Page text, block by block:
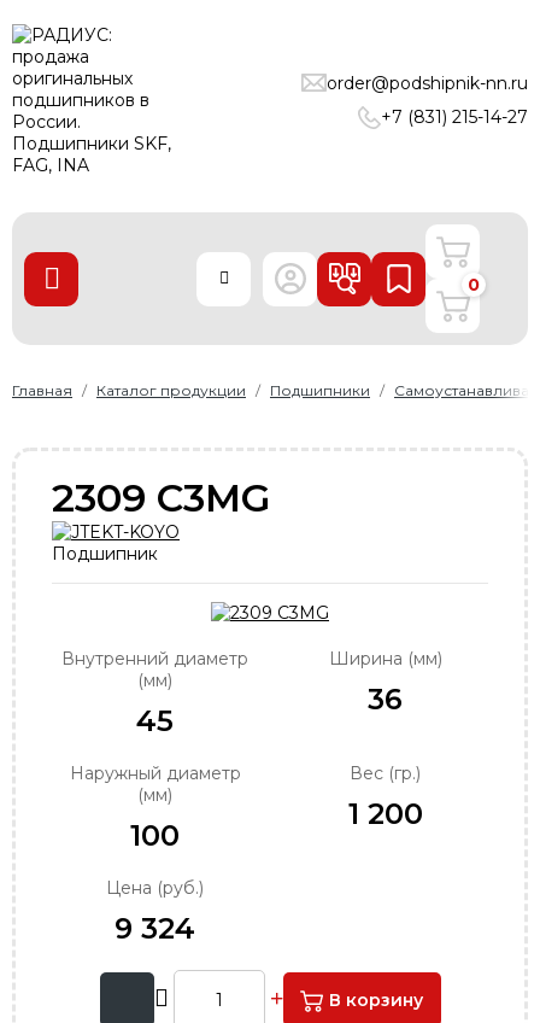
order@podshipnik-nn.ru
+7 (831) 215-14-27
ПОДШИПНИКИ
ЛИНЕЙНЫЕ ТЕХНОЛОГИИ
РЕМНИ
О нас
Доставка и оплата
+7 (831) 215-14-27
order@podshipnik-nn.ru
0
Главная Каталог продукции Подшипники
2309 C3MG
Подшипник
Внутренний диаметр
(мм)
45
Ширина (мм)
36
Наружный диаметр
(мм)
100
Вес (гр.)
1 200
Цена (руб.)
9 324
В корзину